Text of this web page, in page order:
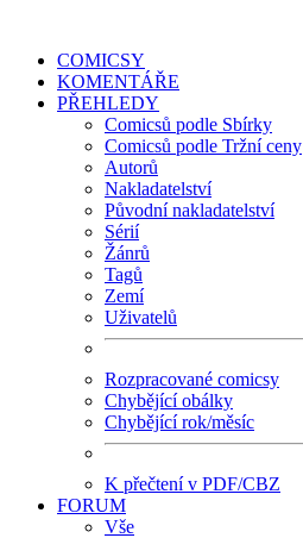
COMICSY
KOMENTÁŘE
PŘEHLEDY
Comicsů podle Sbírky
Comicsů podle Tržní ceny
Autorů
Nakladatelství
Původní nakladatelství
Sérií
Žánrů
Tagů
Zemí
Uživatelů
Rozpracované comicsy
Chybějící obálky
Chybějící rok/měsíc
K přečtení v PDF/CBZ
FORUM
Vše